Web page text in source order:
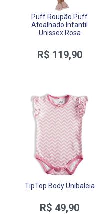
Puff Roupão Puff
Atoalhado Infantil
Unissex Rosa
R$ 119,90
TipTop Body Unibaleia
R$ 49,90